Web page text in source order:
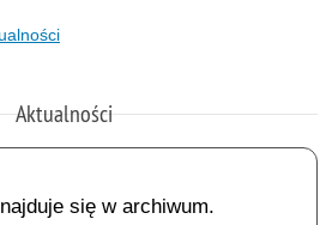
Aktualności
się w archiwum.